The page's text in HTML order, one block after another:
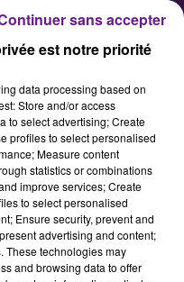
: à Dijon,
entre
est notre priorité
data processing based on
Store and/or access
to select advertising; Create
profiles to select personalised
Measure content
statistics or combinations
improve services; Create
to select personalised
Ensure security, prevent and
advertising and content;
These technologies may
and browsing data to offer
sans accepter